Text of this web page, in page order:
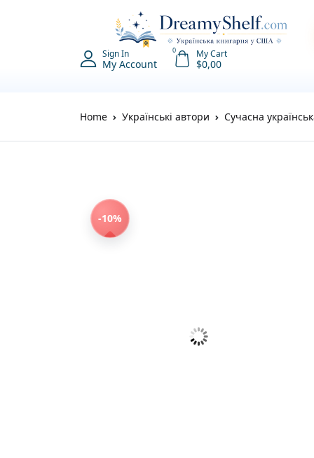
Sign In
My Account
0 My Cart
$0,00
Home Українські автори Сучасна
-10%